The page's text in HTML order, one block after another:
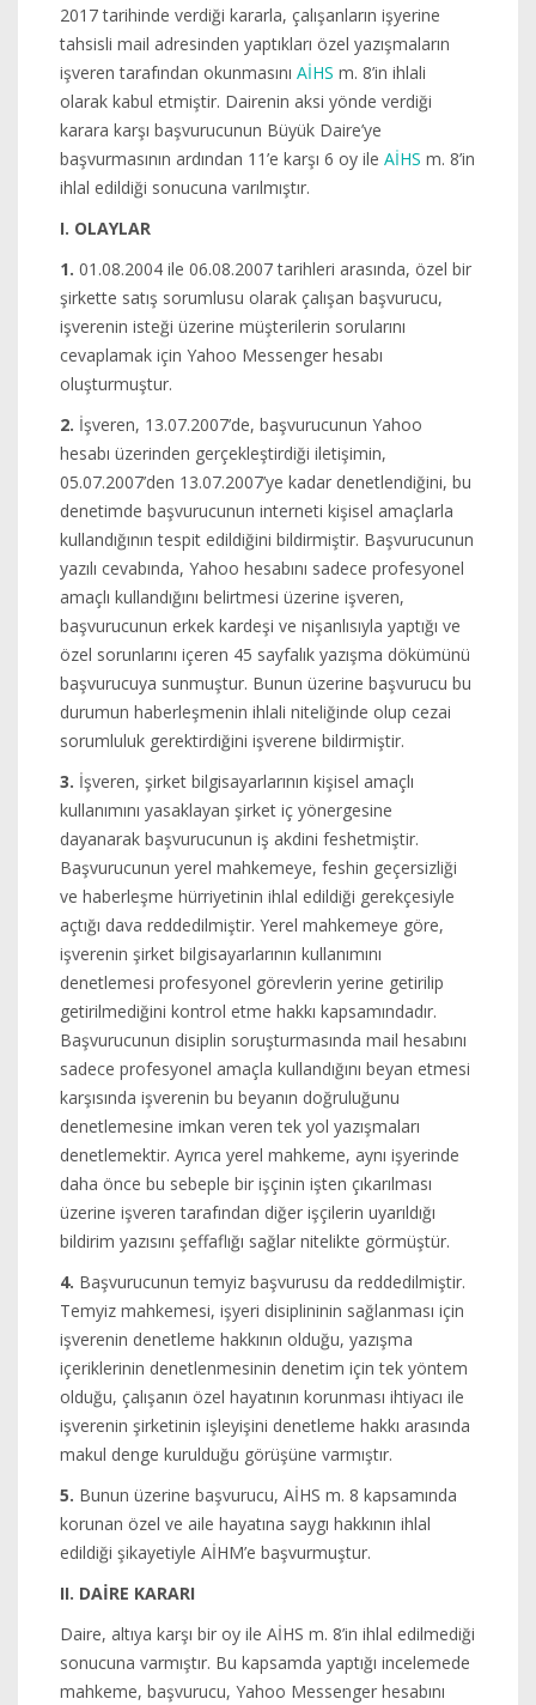
2017 tarihinde verdiği kararla, çalışanların işyerine
tahsisli mail adresinden yaptıkları özel yazışmaların
işveren tarafından okunmasını AİHS m. 8’in ihlali
olarak kabul etmiştir. Dairenin aksi yönde verdiği
karara karşı başvurucunun Büyük Daire’ye
başvurmasının ardından 11’e karşı 6 oy ile AİHS m. 8’in
ihlal edildiği sonucuna varılmıştır.
I. OLAYLAR
1. 01.08.2004 ile 06.08.2007 tarihleri arasında, özel bir
şirkette satış sorumlusu olarak çalışan başvurucu,
işverenin isteği üzerine müşterilerin sorularını
cevaplamak için Yahoo Messenger hesabı
oluşturmuştur.
2. İşveren, 13.07.2007’de, başvurucunun Yahoo
hesabı üzerinden gerçekleştirdiği iletişimin,
05.07.2007’den 13.07.2007’ye kadar denetlendiğini, bu
denetimde başvurucunun interneti kişisel amaçlarla
kullandığının tespit edildiğini bildirmiştir. Başvurucunun
yazılı cevabında, Yahoo hesabını sadece profesyonel
amaçlı kullandığını belirtmesi üzerine işveren,
başvurucunun erkek kardeşi ve nişanlısıyla yaptığı ve
özel sorunlarını içeren 45 sayfalık yazışma dökümünü
başvurucuya sunmuştur. Bunun üzerine başvurucu bu
durumun haberleşmenin ihlali niteliğinde olup cezai
sorumluluk gerektirdiğini işverene bildirmiştir.
3. İşveren, şirket bilgisayarlarının kişisel amaçlı
kullanımını yasaklayan şirket iç yönergesine
dayanarak başvurucunun iş akdini feshetmiştir.
Başvurucunun yerel mahkemeye, feshin geçersizliği
ve haberleşme hürriyetinin ihlal edildiği gerekçesiyle
açtığı dava reddedilmiştir. Yerel mahkemeye göre,
işverenin şirket bilgisayarlarının kullanımını
denetlemesi profesyonel görevlerin yerine getirilip
getirilmediğini kontrol etme hakkı kapsamındadır.
Başvurucunun disiplin soruşturmasında mail hesabını
sadece profesyonel amaçla kullandığını beyan etmesi
karşısında işverenin bu beyanın doğruluğunu
denetlemesine imkan veren tek yol yazışmaları
denetlemektir. Ayrıca yerel mahkeme, aynı işyerinde
daha önce bu sebeple bir işçinin işten çıkarılması
üzerine işveren tarafından diğer işçilerin uyarıldığı
bildirim yazısını şeffaflığı sağlar nitelikte görmüştür.
4. Başvurucunun temyiz başvurusu da reddedilmiştir.
Temyiz mahkemesi, işyeri disiplininin sağlanması için
işverenin denetleme hakkının olduğu, yazışma
içeriklerinin denetlenmesinin denetim için tek yöntem
olduğu, çalışanın özel hayatının korunması ihtiyacı ile
işverenin şirketinin işleyişini denetleme hakkı arasında
makul denge kurulduğu görüşüne varmıştır.
5. Bunun üzerine başvurucu, AİHS m. 8 kapsamında
korunan özel ve aile hayatına saygı hakkının ihlal
edildiği şikayetiyle AİHM’e başvurmuştur.
II. DAİRE KARARI
Daire, altıya karşı bir oy ile AİHS m. 8’in ihlal edilmediği
sonucuna varmıştır. Bu kapsamda yaptığı incelemede
mahkeme, başvurucu, Yahoo Messenger hesabını